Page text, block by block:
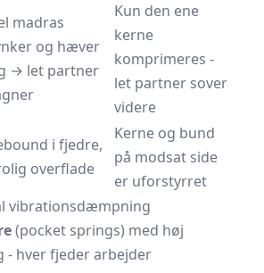
madras
og hæver
→ let partner
Kun den ene
kerne
komprimeres -
let partner sover
videre
i fjedre,
overflade
Kerne og bund
på modsat side
er uforstyrret
vibrationsdæmpning
(pocket springs) med høj
hver fjeder arbejder